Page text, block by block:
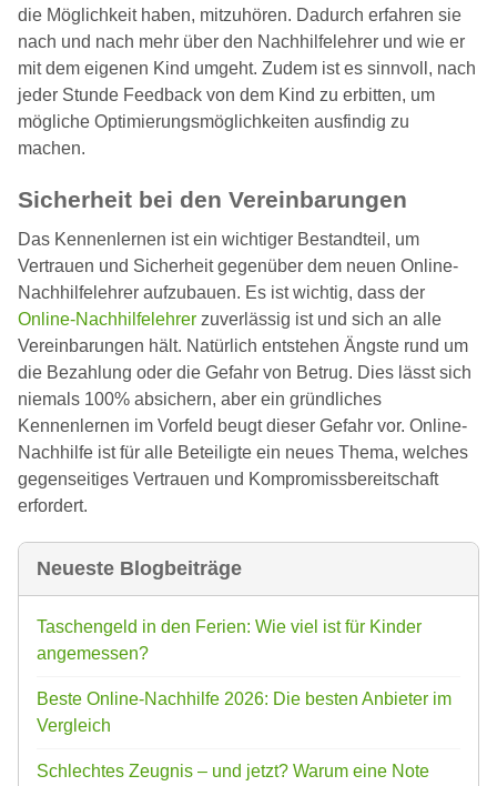
die Möglichkeit haben, mitzuhören. Dadurch erfahren sie
nach und nach mehr über den Nachhilfelehrer und wie er
mit dem eigenen Kind umgeht. Zudem ist es sinnvoll, nach
jeder Stunde Feedback von dem Kind zu erbitten, um
mögliche Optimierungsmöglichkeiten ausfindig zu
machen.
Sicherheit bei den Vereinbarungen
Das Kennenlernen ist ein wichtiger Bestandteil, um
Vertrauen und Sicherheit gegenüber dem neuen Online-
Nachhilfelehrer aufzubauen. Es ist wichtig, dass der
Online-Nachhilfelehrer zuverlässig ist und sich an alle
Vereinbarungen hält. Natürlich entstehen Ängste rund um
die Bezahlung oder die Gefahr von Betrug. Dies lässt sich
niemals 100% absichern, aber ein gründliches
Kennenlernen im Vorfeld beugt dieser Gefahr vor. Online-
Nachhilfe ist für alle Beteiligte ein neues Thema, welches
gegenseitiges Vertrauen und Kompromissbereitschaft
erfordert.
Neueste Blogbeiträge
Taschengeld in den Ferien: Wie viel ist für Kinder
angemessen?
Beste Online-Nachhilfe 2026: Die besten Anbieter im
Vergleich
Schlechtes Zeugnis – und jetzt? Warum eine Note